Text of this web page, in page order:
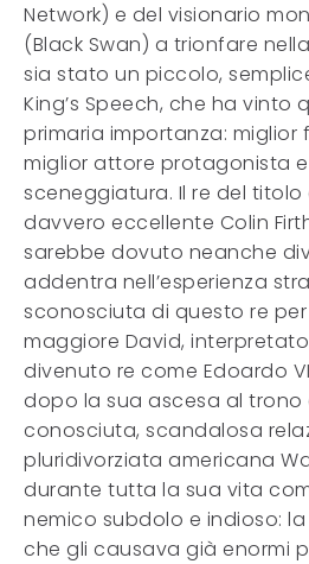
Network) e del visionario
(Black Swan) a trionfare
sia stato un piccolo,
King’s Speech, che ha
primaria importanza: miglior
miglior attore protagonista
sceneggiatura. Il re del titolo
davvero eccellente Colin
sarebbe dovuto neanche
addentra nell’esperienza
sconosciuta di questo re
maggiore David,
divenuto re come Edoardo
dopo la sua ascesa al
conosciuta, scandalosa
pluridivorziata americana
durante tutta la sua vita
nemico subdolo e indioso:
che gli causava già enormi